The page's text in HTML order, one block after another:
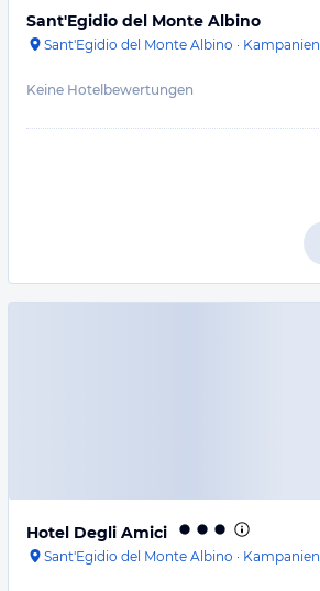
Sant'Egidio del Monte Albino
Sant'Egidio del Monte Albino · Kampanien
Keine Hotelbewertungen
Hotel Degli Amici
Sant'Egidio del Monte Albino · Kampanien